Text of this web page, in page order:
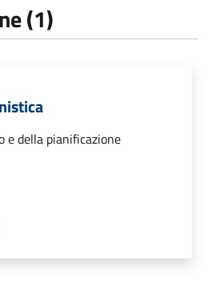
(1)
e della pianificazione